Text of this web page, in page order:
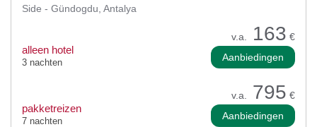
Side - Gündogdu, Antalya
v.a. 163 €
alleen hotel
3 nachten Aanbiedingen
v.a. 795 €
pakketreizen
7 nachten Aanbiedingen